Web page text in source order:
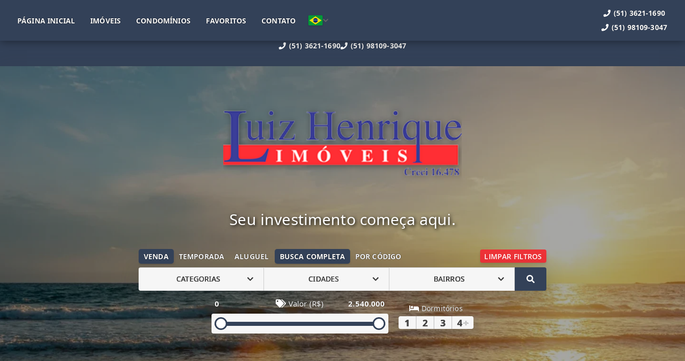
(51) 3621-1690 (51) 98109-3047
PÁGINA INICIAL IMÓVEIS CONDOMÍNIOS FAVORITOS CONTATO
(51) 3621-1690
(51) 98109-3047
Seu investimento começa aqui.
VENDA TEMPORADA ALUGUEL BUSCA COMPLETA POR CÓDIGO LIMPAR FILTROS
CATEGORIAS CIDADES BAIRROS
0 Valor (R$) 2.540.000 Dormitórios
1 2 3 4+